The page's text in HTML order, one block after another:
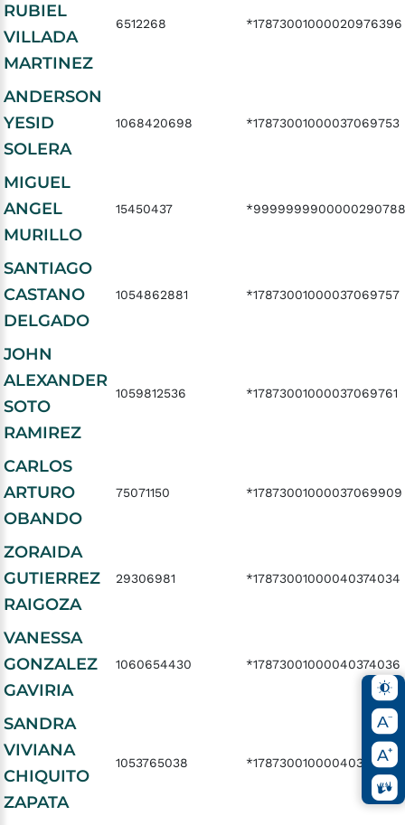
RUBIEL
VILLADA
MARTINEZ
6512268 *17873001000020976396
ANDERSON
YESID
SOLERA
1068420698 *17873001000037069753
MIGUEL
ANGEL
MURILLO
15450437
SANTIAGO
CASTANO
DELGADO
1054862881 *17873001000037069757
JOHN
ALEXANDER
SOTO
RAMIREZ
1059812536 *17873001000037069761
CARLOS
ARTURO
OBANDO
75071150 *17873001000037069909
ZORAIDA
GUTIERREZ
RAIGOZA
29306981 *17873001000040374034
VANESSA
GONZALEZ
GAVIRIA
1060654430 *17873001000040374036
SANDRA
VIVIANA
CHIQUITO
ZAPATA
1053765038 *17873001000040374126